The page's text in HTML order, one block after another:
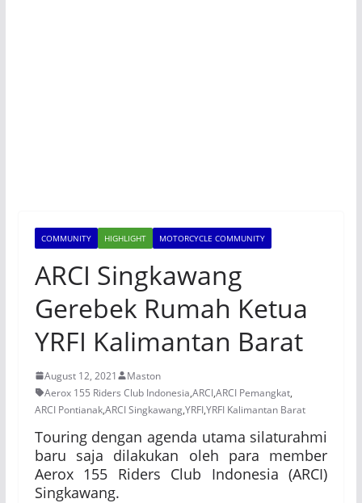
COMMUNITY HIGHLIGHT MOTORCYCLE COMMUNITY
ARCI Singkawang
Gerebek Rumah Ketua
YRFI Kalimantan Barat
August 12, 2021
Maston
Aerox 155 Riders Club Indonesia,ARCI,ARCI Pemangkat,
ARCI Pontianak,ARCI Singkawang,YRFI,YRFI Kalimantan Barat
Touring dengan agenda utama silaturahmi
baru saja dilakukan oleh para member
Aerox 155 Riders Club Indonesia (ARCI)
Singkawang.